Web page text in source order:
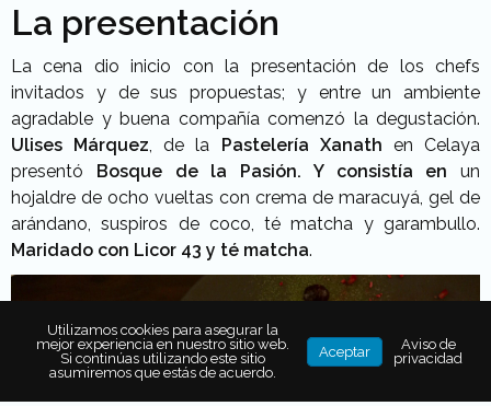
La presentación
La cena dio inicio con la presentación de los chefs
invitados y de sus propuestas; y entre un ambiente
agradable y buena compañía comenzó la degustación.
Ulises Márquez, de la Pastelería Xanath en Celaya
presentó Bosque de la Pasión. Y consistía en un
hojaldre de ocho vueltas con crema de maracuyá, gel de
arándano, suspiros de coco, té matcha y garambullo.
Maridado con Licor 43 y té matcha.
Utilizamos cookies para asegurar la
mejor experiencia en nuestro sitio web.
Si continúas utilizando este sitio
asumiremos que estás de acuerdo.
Aceptar
Aviso de
privacidad